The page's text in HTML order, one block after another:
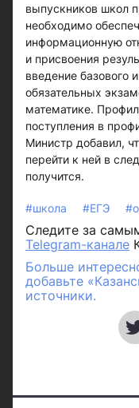
выпускников школ
необходимо
информационную
и присвоения
введение базового
обязательных
математике.
поступления в
Министр добавил,
перейти к ней в
получится.
#школа #ЕГЭ
Следите за
Telegram-канале
Больше
добавьте
источники.